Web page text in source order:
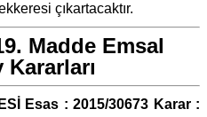
çıkartacaktır.
Madde Emsal
Kararları
Esas : 2015/30673 Karar :